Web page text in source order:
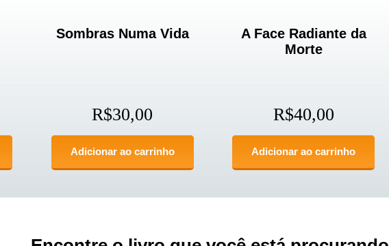
Sombras Numa Vida
R$30,00
Adicionar ao carrinho
A Face Radiante da
Morte
R$40,00
Adicionar ao carrinho